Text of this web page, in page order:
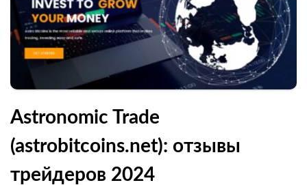
Astronomic Trade
(astrobitcoins.net): отзывы
трейдеров 2024